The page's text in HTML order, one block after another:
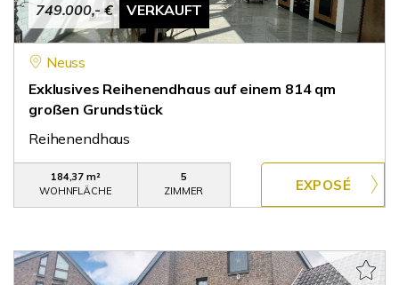
749.000,- € VERKAUFT
Neuss
Exklusives Reihenendhaus auf einem 814 qm
großen Grundstück
Reihenendhaus
184,37 m²
WOHNFLÄCHE
5
ZIMMER